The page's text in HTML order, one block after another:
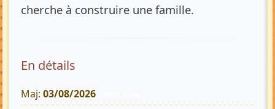
cherche à construire une famille.
En détails
Maj: 03/08/2026